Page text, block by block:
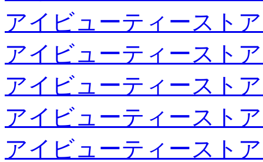
アイビューティースト
アイビューティースト
アイビューティースト
アイビューティースト
アイビューティースト